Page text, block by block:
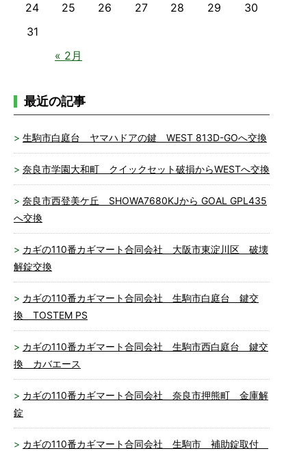
« 2月
24
25 26 27 28 29
30
31
最近の記事
生駒市白庭台 ヤマハドアの鍵 WEST 813D-GOへ交換
奈良市学園大和町 クイックセット破損からWESTへ交換
奈良市西登美ケ丘 SHOWA7680KJから GOAL GPL435
へ交換
カギの110番カギマート合同会社 大阪市東淀川区 破壊
解錠交換
カギの110番カギマート合同会社 生駒市白庭台 鍵交
換 TOSTEM PS
カギの110番カギマート合同会社 生駒市西白庭台 鍵交
換 カバエース
カギの110番カギマート合同会社 奈良市押熊町 金庫解
錠
カギの110番カギマート合同会社 生駒市 補助錠取付